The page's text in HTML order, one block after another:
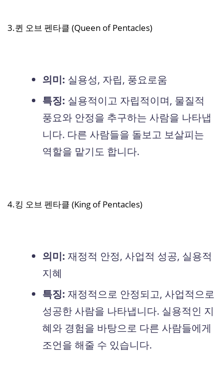
3.퀸 오브 펜타클 (Queen of Pentacles)
의미: 실용성, 자립, 풍요로움
특징: 실용적이고 자립적이며, 물질적
풍요와 안정을 추구하는 사람을 나타냅
니다. 다른 사람들을 돌보고 보살피는
역할을 맡기도 합니다.
4.킹 오브 펜타클 (King of Pentacles)
의미: 재정적 안정, 사업적 성공, 실용적
지혜
특징: 재정적으로 안정되고, 사업적으로
성공한 사람을 나타냅니다. 실용적인 지
혜와 경험을 바탕으로 다른 사람들에게
조언을 해줄 수 있습니다.